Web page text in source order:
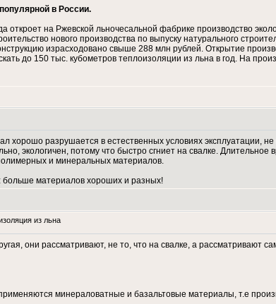
в России.
на Ржевской льночесальной фабрике производство
нового производства по выпуску натурального
израсходовано свыше 288 млн рублей. Открытие
до 150 тыс. кубометров теплоизоляции из льна в год. На
хорошо разрушается в естественных условиях эксплуатации,
экологичен, потому что быстро сгниет на свалке.
и минеральных материалов.
больше материалов хороших и разных!
из льна
они рассматривают, не то, что на свалке, а рассматривают
минераловатные и базальтовые материалы, т.е